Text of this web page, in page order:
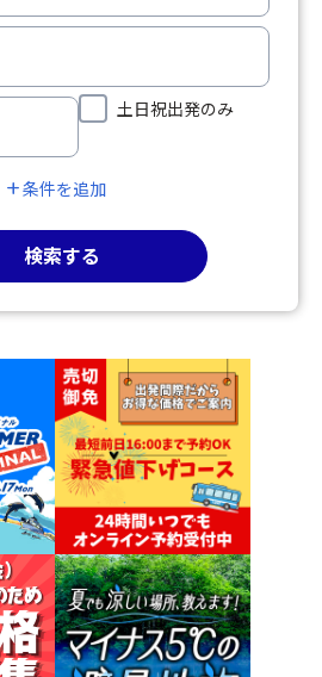
土日祝出発のみ
add条件を追加
検索する